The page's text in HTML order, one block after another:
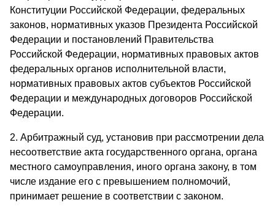
Конституции Российской Федерации, федеральных
законов, нормативных указов Президента Российской
Федерации и постановлений Правительства
Российской Федерации, нормативных правовых актов
федеральных органов исполнительной власти,
нормативных правовых актов субъектов Российской
Федерации и международных договоров Российской
Федерации.
2. Арбитражный суд, установив при рассмотрении дела
несоответствие акта государственного органа, органа
местного самоуправления, иного органа закону, в том
числе издание его с превышением полномочий,
принимает решение в соответствии с законом.